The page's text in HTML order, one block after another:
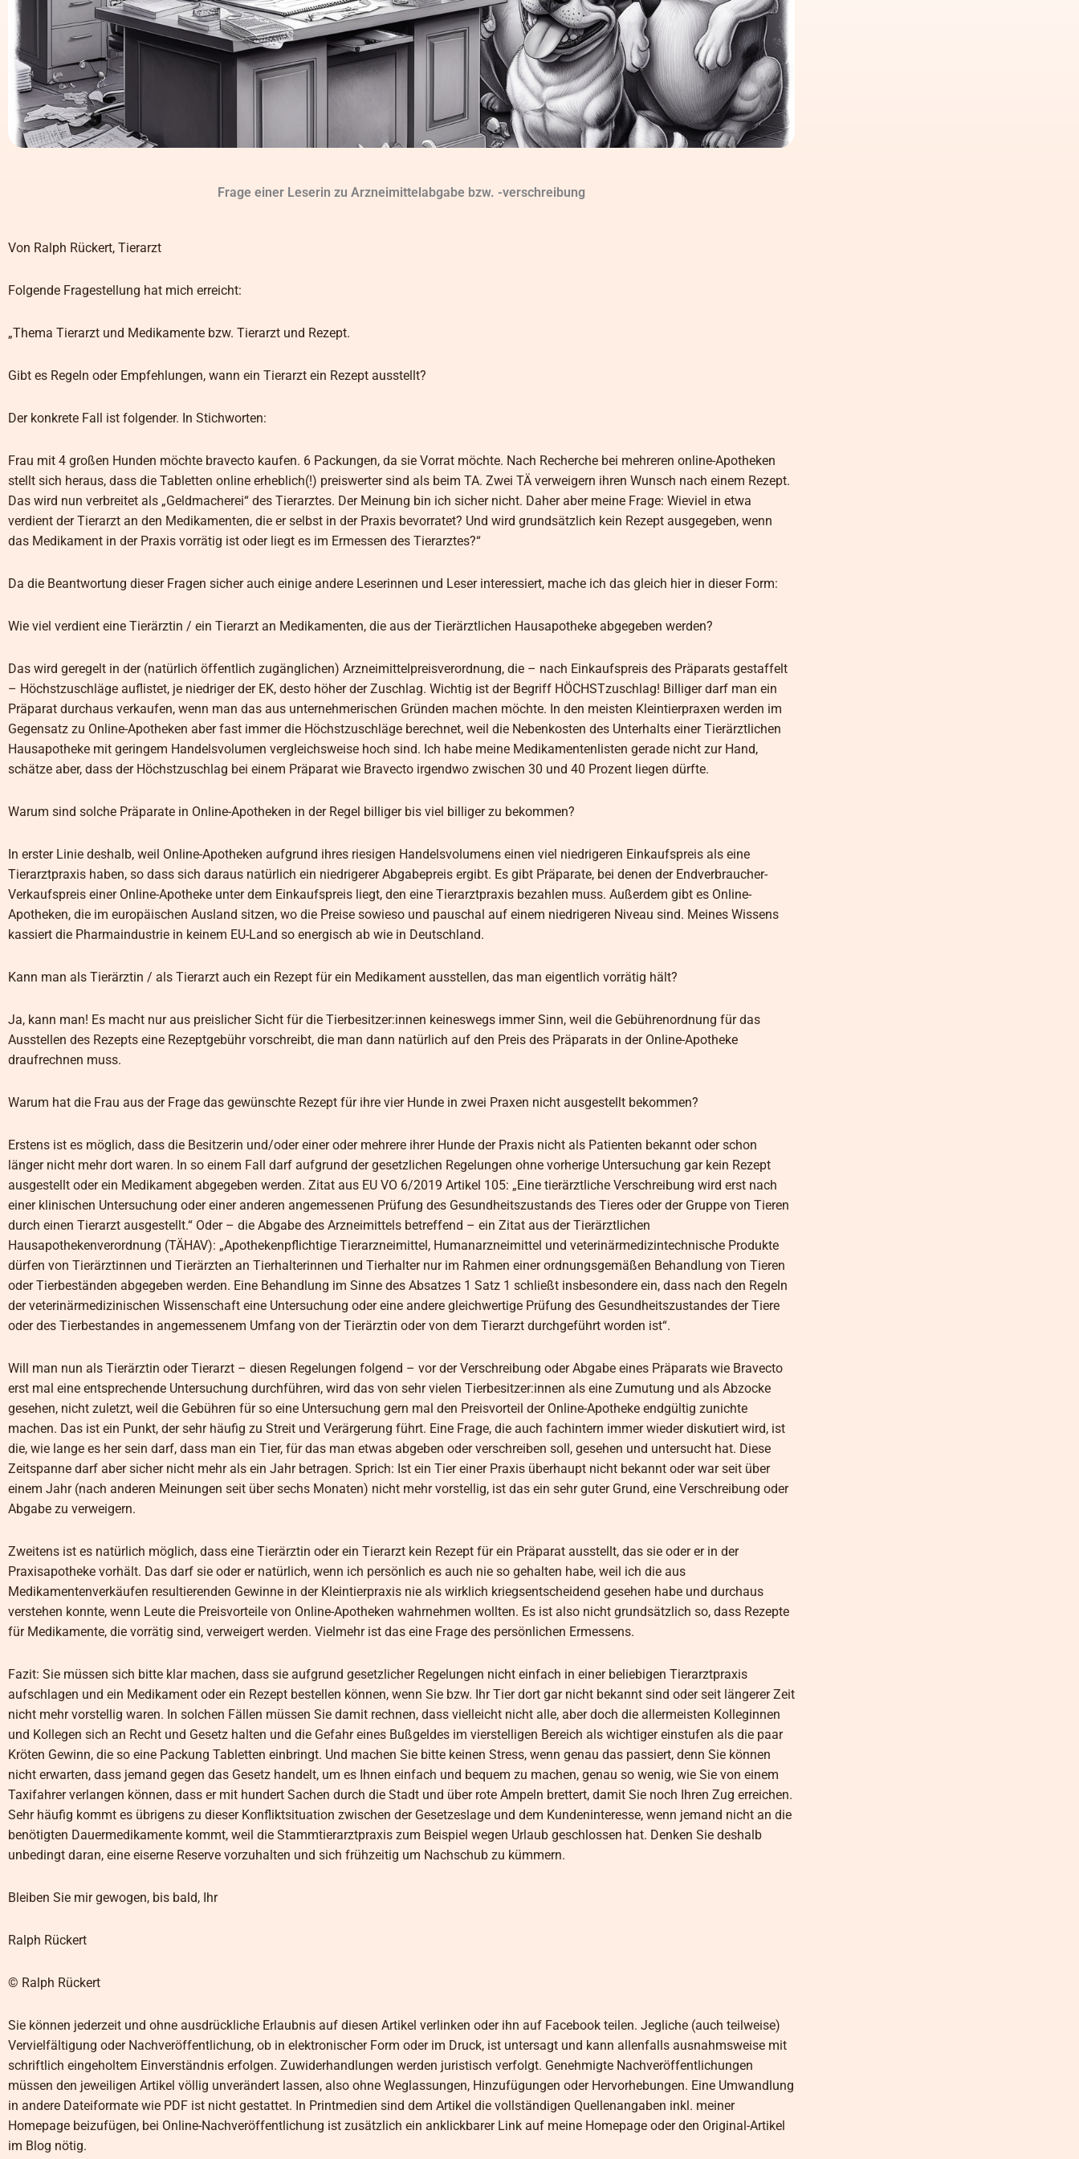
Frage einer Leserin zu Arzneimittelabgabe bzw. -verschreibung
Von Ralph Rückert, Tierarzt
Folgende Fragestellung hat mich erreicht:
„Thema Tierarzt und Medikamente bzw. Tierarzt und Rezept.
Gibt es Regeln oder Empfehlungen, wann ein Tierarzt ein Rezept ausstellt?
Der konkrete Fall ist folgender. In Stichworten:
Frau mit 4 großen Hunden möchte bravecto kaufen. 6 Packungen, da sie Vorrat möchte. Nach Recherche bei mehreren online-Apotheken
stellt sich heraus, dass die Tabletten online erheblich(!) preiswerter sind als beim TA. Zwei TÄ verweigern ihren Wunsch nach einem Rezept.
Das wird nun verbreitet als „Geldmacherei“ des Tierarztes. Der Meinung bin ich sicher nicht. Daher aber meine Frage: Wieviel in etwa
verdient der Tierarzt an den Medikamenten, die er selbst in der Praxis bevorratet? Und wird grundsätzlich kein Rezept ausgegeben, wenn
das Medikament in der Praxis vorrätig ist oder liegt es im Ermessen des Tierarztes?“
Da die Beantwortung dieser Fragen sicher auch einige andere Leserinnen und Leser interessiert, mache ich das gleich hier in dieser Form:
Wie viel verdient eine Tierärztin / ein Tierarzt an Medikamenten, die aus der Tierärztlichen Hausapotheke abgegeben werden?
Das wird geregelt in der (natürlich öffentlich zugänglichen) Arzneimittelpreisverordnung, die – nach Einkaufspreis des Präparats gestaffelt
– Höchstzuschläge auflistet, je niedriger der EK, desto höher der Zuschlag. Wichtig ist der Begriff HÖCHSTzuschlag! Billiger darf man ein
Präparat durchaus verkaufen, wenn man das aus unternehmerischen Gründen machen möchte. In den meisten Kleintierpraxen werden im
Gegensatz zu Online-Apotheken aber fast immer die Höchstzuschläge berechnet, weil die Nebenkosten des Unterhalts einer Tierärztlichen
Hausapotheke mit geringem Handelsvolumen vergleichsweise hoch sind. Ich habe meine Medikamentenlisten gerade nicht zur Hand,
schätze aber, dass der Höchstzuschlag bei einem Präparat wie Bravecto irgendwo zwischen 30 und 40 Prozent liegen dürfte.
Warum sind solche Präparate in Online-Apotheken in der Regel billiger bis viel billiger zu bekommen?
In erster Linie deshalb, weil Online-Apotheken aufgrund ihres riesigen Handelsvolumens einen viel niedrigeren Einkaufspreis als eine
Tierarztpraxis haben, so dass sich daraus natürlich ein niedrigerer Abgabepreis ergibt. Es gibt Präparate, bei denen der Endverbraucher-
Verkaufspreis einer Online-Apotheke unter dem Einkaufspreis liegt, den eine Tierarztpraxis bezahlen muss. Außerdem gibt es Online-
Apotheken, die im europäischen Ausland sitzen, wo die Preise sowieso und pauschal auf einem niedrigeren Niveau sind. Meines Wissens
kassiert die Pharmaindustrie in keinem EU-Land so energisch ab wie in Deutschland.
Kann man als Tierärztin / als Tierarzt auch ein Rezept für ein Medikament ausstellen, das man eigentlich vorrätig hält?
Ja, kann man! Es macht nur aus preislicher Sicht für die Tierbesitzer:innen keineswegs immer Sinn, weil die Gebührenordnung für das
Ausstellen des Rezepts eine Rezeptgebühr vorschreibt, die man dann natürlich auf den Preis des Präparats in der Online-Apotheke
draufrechnen muss.
Warum hat die Frau aus der Frage das gewünschte Rezept für ihre vier Hunde in zwei Praxen nicht ausgestellt bekommen?
Erstens ist es möglich, dass die Besitzerin und/oder einer oder mehrere ihrer Hunde der Praxis nicht als Patienten bekannt oder schon
länger nicht mehr dort waren. In so einem Fall darf aufgrund der gesetzlichen Regelungen ohne vorherige Untersuchung gar kein Rezept
ausgestellt oder ein Medikament abgegeben werden. Zitat aus EU VO 6/2019 Artikel 105: „Eine tierärztliche Verschreibung wird erst nach
einer klinischen Untersuchung oder einer anderen angemessenen Prüfung des Gesundheitszustands des Tieres oder der Gruppe von Tieren
durch einen Tierarzt ausgestellt.“ Oder – die Abgabe des Arzneimittels betreffend – ein Zitat aus der Tierärztlichen
Hausapothekenverordnung (TÄHAV): „Apothekenpflichtige Tierarzneimittel, Humanarzneimittel und veterinärmedizintechnische Produkte
dürfen von Tierärztinnen und Tierärzten an Tierhalterinnen und Tierhalter nur im Rahmen einer ordnungsgemäßen Behandlung von Tieren
oder Tierbeständen abgegeben werden. Eine Behandlung im Sinne des Absatzes 1 Satz 1 schließt insbesondere ein, dass nach den Regeln
der veterinärmedizinischen Wissenschaft eine Untersuchung oder eine andere gleichwertige Prüfung des Gesundheitszustandes der Tiere
oder des Tierbestandes in angemessenem Umfang von der Tierärztin oder von dem Tierarzt durchgeführt worden ist“.
Will man nun als Tierärztin oder Tierarzt – diesen Regelungen folgend – vor der Verschreibung oder Abgabe eines Präparats wie Bravecto
erst mal eine entsprechende Untersuchung durchführen, wird das von sehr vielen Tierbesitzer:innen als eine Zumutung und als Abzocke
gesehen, nicht zuletzt, weil die Gebühren für so eine Untersuchung gern mal den Preisvorteil der Online-Apotheke endgültig zunichte
machen. Das ist ein Punkt, der sehr häufig zu Streit und Verärgerung führt. Eine Frage, die auch fachintern immer wieder diskutiert wird, ist
die, wie lange es her sein darf, dass man ein Tier, für das man etwas abgeben oder verschreiben soll, gesehen und untersucht hat. Diese
Zeitspanne darf aber sicher nicht mehr als ein Jahr betragen. Sprich: Ist ein Tier einer Praxis überhaupt nicht bekannt oder war seit über
einem Jahr (nach anderen Meinungen seit über sechs Monaten) nicht mehr vorstellig, ist das ein sehr guter Grund, eine Verschreibung oder
Abgabe zu verweigern.
Zweitens ist es natürlich möglich, dass eine Tierärztin oder ein Tierarzt kein Rezept für ein Präparat ausstellt, das sie oder er in der
Praxisapotheke vorhält. Das darf sie oder er natürlich, wenn ich persönlich es auch nie so gehalten habe, weil ich die aus
Medikamentenverkäufen resultierenden Gewinne in der Kleintierpraxis nie als wirklich kriegsentscheidend gesehen habe und durchaus
verstehen konnte, wenn Leute die Preisvorteile von Online-Apotheken wahrnehmen wollten. Es ist also nicht grundsätzlich so, dass Rezepte
für Medikamente, die vorrätig sind, verweigert werden. Vielmehr ist das eine Frage des persönlichen Ermessens.
Fazit: Sie müssen sich bitte klar machen, dass sie aufgrund gesetzlicher Regelungen nicht einfach in einer beliebigen Tierarztpraxis
aufschlagen und ein Medikament oder ein Rezept bestellen können, wenn Sie bzw. Ihr Tier dort gar nicht bekannt sind oder seit längerer Zeit
nicht mehr vorstellig waren. In solchen Fällen müssen Sie damit rechnen, dass vielleicht nicht alle, aber doch die allermeisten Kolleginnen
und Kollegen sich an Recht und Gesetz halten und die Gefahr eines Bußgeldes im vierstelligen Bereich als wichtiger einstufen als die paar
Kröten Gewinn, die so eine Packung Tabletten einbringt. Und machen Sie bitte keinen Stress, wenn genau das passiert, denn Sie können
nicht erwarten, dass jemand gegen das Gesetz handelt, um es Ihnen einfach und bequem zu machen, genau so wenig, wie Sie von einem
Taxifahrer verlangen können, dass er mit hundert Sachen durch die Stadt und über rote Ampeln brettert, damit Sie noch Ihren Zug erreichen.
Sehr häufig kommt es übrigens zu dieser Konfliktsituation zwischen der Gesetzeslage und dem Kundeninteresse, wenn jemand nicht an die
benötigten Dauermedikamente kommt, weil die Stammtierarztpraxis zum Beispiel wegen Urlaub geschlossen hat. Denken Sie deshalb
unbedingt daran, eine eiserne Reserve vorzuhalten und sich frühzeitig um Nachschub zu kümmern.
Bleiben Sie mir gewogen, bis bald, Ihr
Ralph Rückert
© Ralph Rückert
Sie können jederzeit und ohne ausdrückliche Erlaubnis auf diesen Artikel verlinken oder ihn auf Facebook teilen. Jegliche (auch teilweise)
Vervielfältigung oder Nachveröffentlichung, ob in elektronischer Form oder im Druck, ist untersagt und kann allenfalls ausnahmsweise mit
schriftlich eingeholtem Einverständnis erfolgen. Zuwiderhandlungen werden juristisch verfolgt. Genehmigte Nachveröffentlichungen
müssen den jeweiligen Artikel völlig unverändert lassen, also ohne Weglassungen, Hinzufügungen oder Hervorhebungen. Eine Umwandlung
in andere Dateiformate wie PDF ist nicht gestattet. In Printmedien sind dem Artikel die vollständigen Quellenangaben inkl. meiner
Homepage beizufügen, bei Online-Nachveröffentlichung ist zusätzlich ein anklickbarer Link auf meine Homepage oder den Original-Artikel
im Blog nötig.